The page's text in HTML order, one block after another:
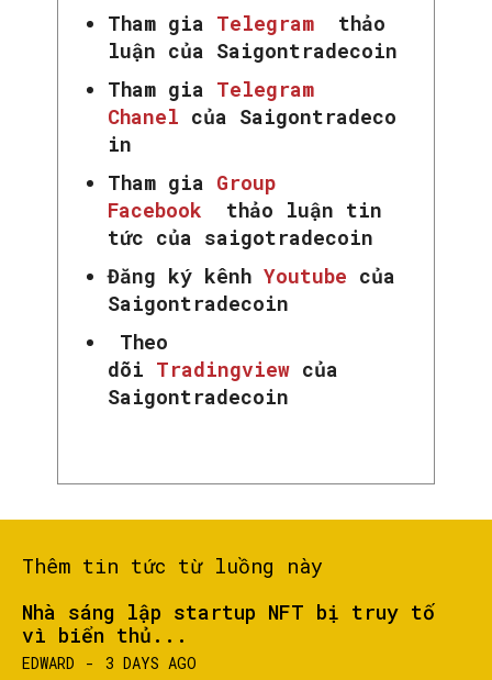
Tham gia Telegram
thảo
luận của Saigontradecoin
Tham gia Telegram
Chanel của Saigontradeco
in
Tham gia Group
Facebook
thảo luận tin
tức của saigotradecoin
Đăng ký kênh Youtube của
Saigontradecoin
Theo
dõi Tradingview của
Saigontradecoin
Thêm tin tức từ luồng này
Nhà sáng lập startup NFT bị truy tố
vì biển thủ...
EDWARD - 3 DAYS AGO